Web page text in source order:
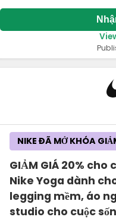
GIẢM GIÁ 20% cho
Nike Yoga dành
legging mềm, áo
studio cho cuộc
NIKE ĐÃ MỞ KHÓA